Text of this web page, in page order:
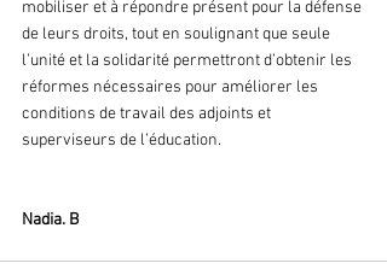
mobiliser et à répondre présent pour la défense
de leurs droits, tout en soulignant que seule
l’unité et la solidarité permettront d’obtenir les
réformes nécessaires pour améliorer les
conditions de travail des adjoints et
superviseurs de l’éducation.
Nadia. B